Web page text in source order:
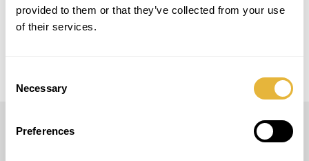
provided to them or that they’ve collected from your use
of their services.
Selection
Necessary
Preferences
MODELO
Smart Blacklight Golf